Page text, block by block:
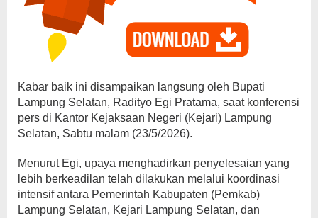
Kabar baik ini disampaikan langsung oleh Bupati
Lampung Selatan, Radityo Egi Pratama, saat konferensi
pers di Kantor Kejaksaan Negeri (Kejari) Lampung
Selatan, Sabtu malam (23/5/2026).
Menurut Egi, upaya menghadirkan penyelesaian yang
lebih berkeadilan telah dilakukan melalui koordinasi
intensif antara Pemerintah Kabupaten (Pemkab)
Lampung Selatan, Kejari Lampung Selatan, dan